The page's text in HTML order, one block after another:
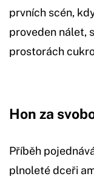
prvních scén,
proveden nálet,
prostorách
Hon za
Příběh
plnoleté dceři